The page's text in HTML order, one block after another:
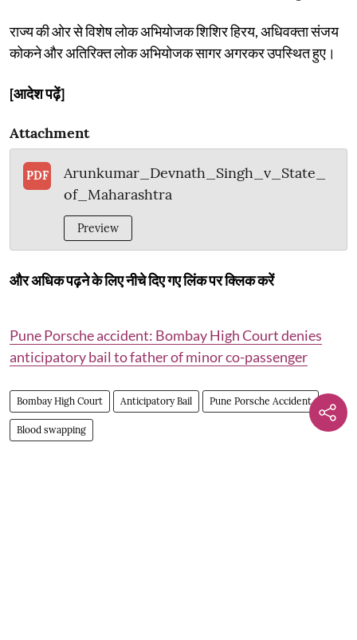
राज्य की ओर से विशेष लोक अभियोजक शिशिर हिरय, अधिवक्ता संजय
कोकने और अतिरिक्त लोक अभियोजक सागर अगरकर उपस्थित हुए।
[आदेश पढ़ें]
Attachment
PDF
Arunkumar_Devnath_Singh_v_State_
of_Maharashtra
Preview
और अधिक पढ़ने के लिए नीचे दिए गए लिंक पर क्लिक करें
Pune Porsche accident: Bombay High Court denies
anticipatory bail to father of minor co-passenger
Bombay High Court Anticipatory Bail Pune Porsche Accident
Blood swapping